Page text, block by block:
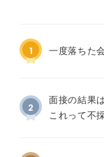
1 一度落ちた
2
面接の結果
これって不